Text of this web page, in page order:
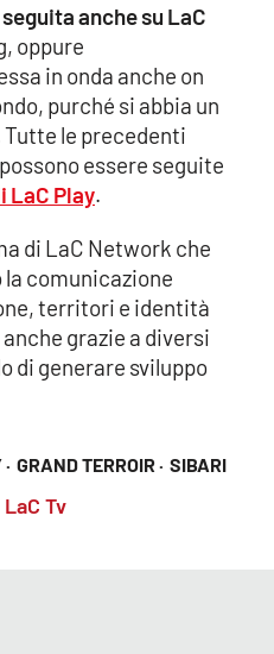
GRAND TERROIR · SIBARI
Tv
anche su LaC
oppure
in onda anche on
purché si abbia un
le precedenti
essere seguite
LaC Play.
di LaC Network che
comunicazione
territori e identità
grazie a diversi
di generare sviluppo